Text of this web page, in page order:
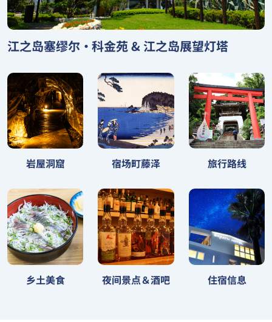
江之岛塞缪尔•科金苑 & 江之岛展望灯塔
岩屋洞窟 宿场町藤泽 旅行路线
乡土美食 夜间景点＆酒吧 住宿信息